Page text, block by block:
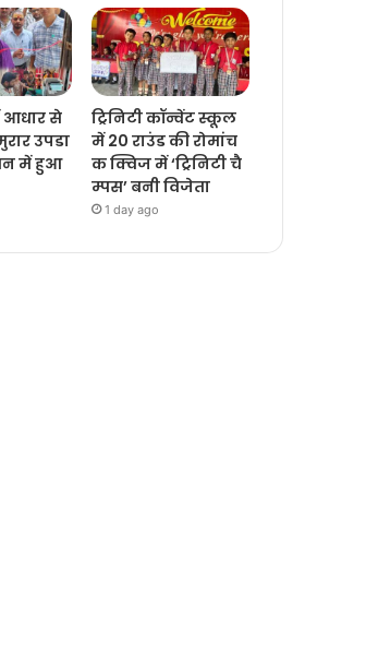
आधार से
उपडा
में हुआ
ट्रिनिटी कॉन्वेंट स्कूल
में 20 राउंड की रोमांच
क क्विज में ‘ट्रिनिटी चै
म्पस’ बनी विजेता
1 day ago